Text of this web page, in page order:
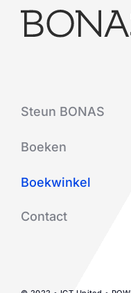
Steun BONAS
Boeken
Boekwinkel
Contact